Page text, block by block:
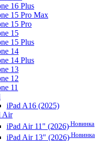
16 Plus
15 Pro Max
15 Pro
15
15 Plus
14
14 Plus
13
12
11
iPad A16 (2025)
Air
iPad Air 11" (2026) Новинка
iPad Air 13" (2026) Новинка